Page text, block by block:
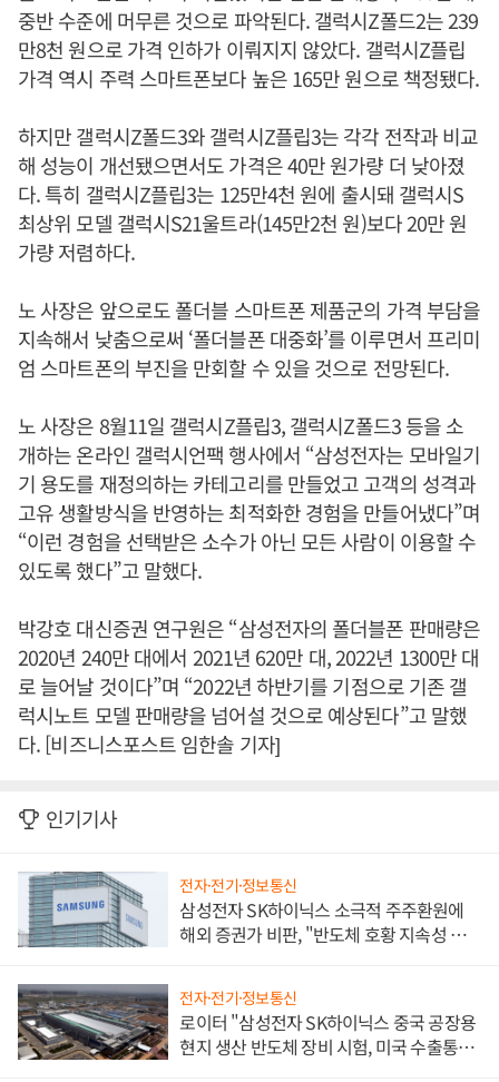
중반 수준에 머무른 것으로 파악된다. 갤럭시Z폴드2는 239
만8천 원으로 가격 인하가 이뤄지지 않았다. 갤럭시Z플립
가격 역시 주력 스마트폰보다 높은 165만 원으로 책정됐다.
하지만 갤럭시Z폴드3와 갤럭시Z플립3는 각각 전작과 비교
해 성능이 개선됐으면서도 가격은 40만 원가량 더 낮아졌
다. 특히 갤럭시Z플립3는 125만4천 원에 출시돼 갤럭시S
최상위 모델 갤럭시S21울트라(145만2천 원)보다 20만 원
가량 저렴하다.
노 사장은 앞으로도 폴더블 스마트폰 제품군의 가격 부담을
지속해서 낮춤으로써 ‘폴더블폰 대중화’를 이루면서 프리미
엄 스마트폰의 부진을 만회할 수 있을 것으로 전망된다.
노 사장은 8월11일 갤럭시Z플립3, 갤럭시Z폴드3 등을 소
개하는 온라인 갤럭시언팩 행사에서 “삼성전자는 모바일기
기 용도를 재정의하는 카테고리를 만들었고 고객의 성격과
고유 생활방식을 반영하는 최적화한 경험을 만들어냈다”며
“이런 경험을 선택받은 소수가 아닌 모든 사람이 이용할 수
있도록 했다”고 말했다.
박강호 대신증권 연구원은 “삼성전자의 폴더블폰 판매량은
2020년 240만 대에서 2021년 620만 대, 2022년 1300만 대
로 늘어날 것이다”며 “2022년 하반기를 기점으로 기존 갤
럭시노트 모델 판매량을 넘어설 것으로 예상된다”고 말했
다. [비즈니스포스트 임한솔 기자]
인기기사
전자·전기·정보통신
삼성전자 SK하이닉스 소극적 주주환원에
해외 증권가 비판, "반도체 호황 지속성 의
전자·전기·정보통신
로이터 "삼성전자 SK하이닉스 중국 공장용
현지 생산 반도체 장비 시험, 미국 수출통제